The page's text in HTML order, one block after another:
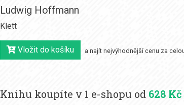
Ludwig Hoffmann
Klett
Vložit do košíku a najít nejvýhodnější cenu za
Knihu koupíte v 1 e-shopu od 628 Kč